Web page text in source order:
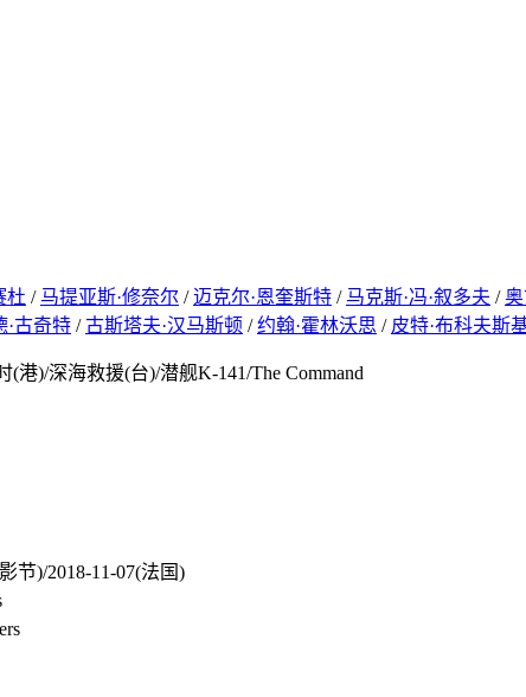
杜 / 马提亚斯·修奈尔 /迈克尔·恩奎斯特 / 马克斯·冯·叙多夫 /
·古奇特 /古斯塔夫·汉马斯顿 /约翰·霍林沃思 / 皮特·布科夫斯
深海救援(台)/潜舰K-141/The Command
节)/2018-11-07(法国)